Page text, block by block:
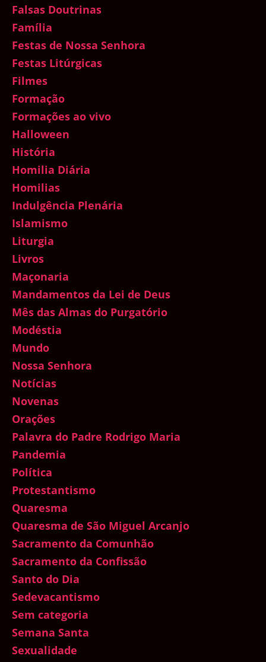
Falsas Doutrinas
Família
Festas de Nossa Senhora
Festas Litúrgicas
Filmes
Formação
Formações ao vivo
Halloween
História
Homilia Diária
Homilias
Indulgência Plenária
Islamismo
Liturgia
Livros
Maçonaria
Mandamentos da Lei de Deus
Mês das Almas do Purgatório
Modéstia
Mundo
Nossa Senhora
Notícias
Novenas
Orações
Palavra do Padre Rodrigo Maria
Pandemia
Política
Protestantismo
Quaresma
Quaresma de São Miguel Arcanjo
Sacramento da Comunhão
Sacramento da Confissão
Santo do Dia
Sedevacantismo
Sem categoria
Semana Santa
Sexualidade